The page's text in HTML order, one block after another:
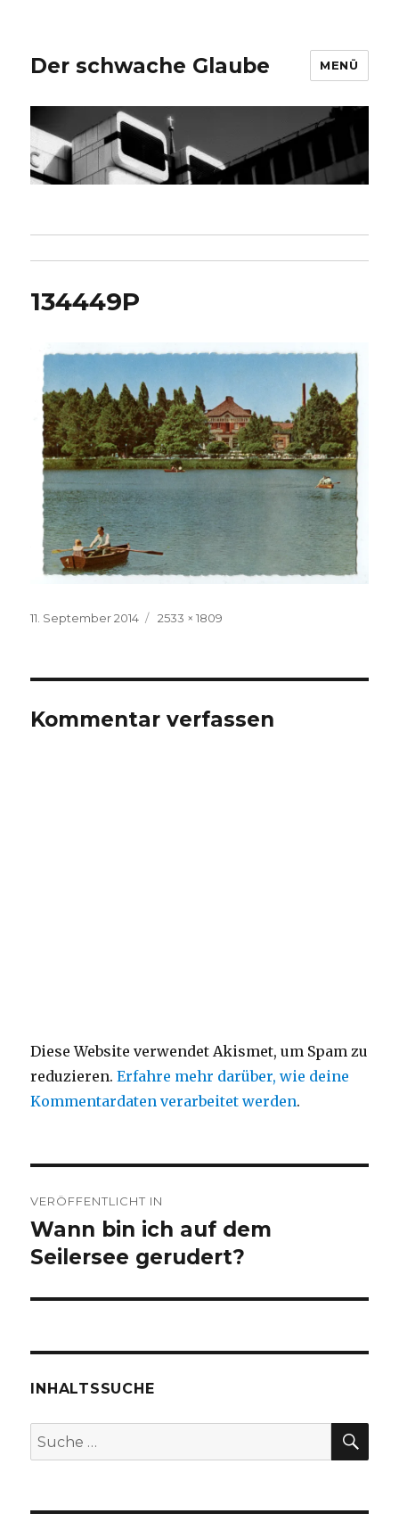
Der schwache Glaube MENÜ
134449P
Veröffentlicht
11. September 2014
Volle
2533 × 1809
Kommentar verfassen
Diese Website verwendet Akismet, um Spam zu
reduzieren.Erfahre mehr darüber, wie deine
Kommentardaten verarbeitet werden.
VERÖFFENTLICHT IN
Wann bin ich auf dem
Seilersee gerudert?
INHALTSSUCHE
Suche
nach: